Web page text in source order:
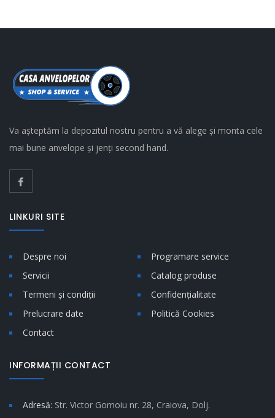
Va așteptăm la depozitul nostru pentru a vă alege și monta cele
mai bune anvelope și jenți second hand.
LINKURI SITE
Despre noi
Programare service
Servicii
Catalog produse
Termeni și condiții
Confidențialitate
Prelucrare date
Politică Cookies
Contact
INFORMAȚII CONTACT
Adresă: Str. Victor Gomoiu nr. 28, Craiova, Dolj.